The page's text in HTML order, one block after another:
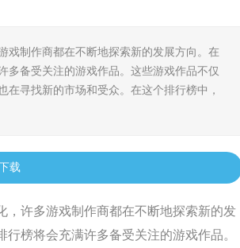
戏制作商都在不断地探索新的发展方向。在
多备受关注的游戏作品。这些游戏作品不仅
寻找新的市场和受众。在这个排行榜中，
载
，许多游戏制作商都在不断地探索新的发
榜将会充满许多备受关注的游戏作品。